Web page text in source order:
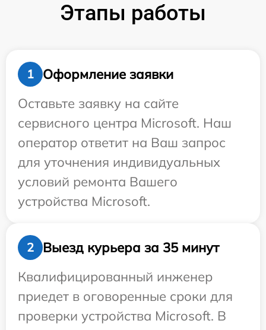
Этапы работы
1
Оформление заявки
Оставьте заявку на сайте
сервисного центра Microsoft. Наш
оператор ответит на Ваш запрос
для уточнения индивидуальных
условий ремонта Вашего
устройства Microsoft.
2
Выезд курьера за 35 минут
Квалифицированный инженер
приедет в оговоренные сроки для
проверки устройства Microsoft. В